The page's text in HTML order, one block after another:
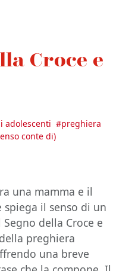
Croce e
adolescenti #preghiera
conte di)
una mamma e il
spiega il senso di un
della Croce e
preghiera
una breve